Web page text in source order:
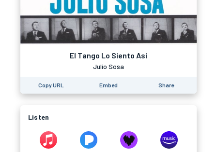
El Tango Lo Siento Así
Julio Sosa
Copy URL Embed Share
Listen